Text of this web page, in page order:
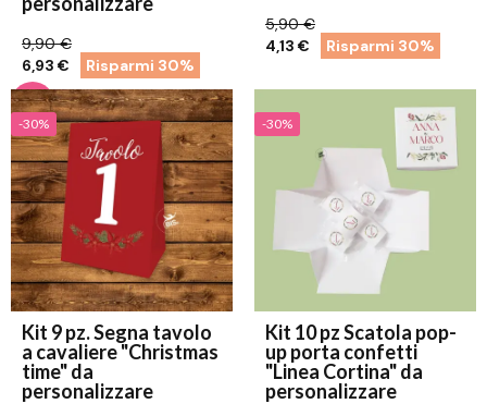
9,90 €
6,93 €
Risparmi 30%
5,90 €
4,13 €
Risparmi 30%
-30%
Kit 9 pz. Segna tavolo
a cavaliere "Christmas
time" da
personalizzare
-30%
Kit 10 pz Scatola pop-
up porta confetti
"Linea Cortina" da
personalizzare